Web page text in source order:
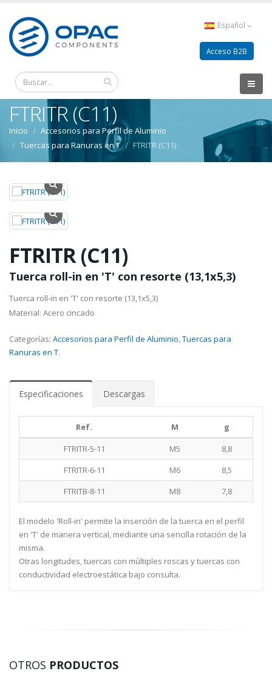
Español
Acceso B2B
FTRITR (C11)
Inicio
Accesorios para Perfil de Aluminio
Tuercas para Ranuras en T
FTRITR (C11)
FTRITR (C11)
Tuerca roll-in en 'T' con resorte (13,1x5,3)
Tuerca roll-in en 'T' con resorte (13,1x5,3)
Material: Acero cincado
Categorías: Accesorios para Perfil de Aluminio,Tuercas para
Ranuras en T.
Especificaciones Descargas
Ref. M
g
FTRITR-5-11
M5
8,8
FTRITR-6-11
M6
8,5
FTRITB-8-11
M8 7,8
El modelo 'Roll-in' permite la inserción de la tuerca en el perfil
en 'T' de manera vertical, mediante una sencilla rotación de la
misma.
Otras longitudes, tuercas con múltiples roscas y tuercas con
conductividad electroestática bajo consulta.
OTROS PRODUCTOS